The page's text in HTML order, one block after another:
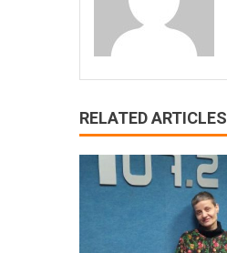
RELATED ARTICLES